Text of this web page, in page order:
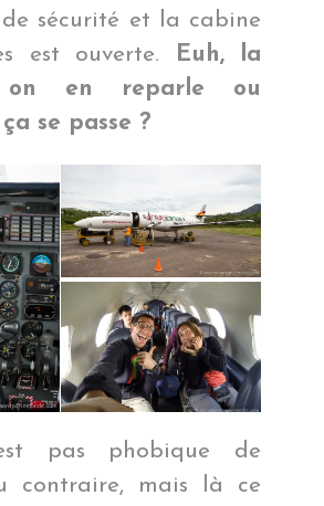
de sécurité et la cabine
est ouverte.
Euh, la
on en reparle ou
se passe ?
pas phobique de
contraire, mais là ce